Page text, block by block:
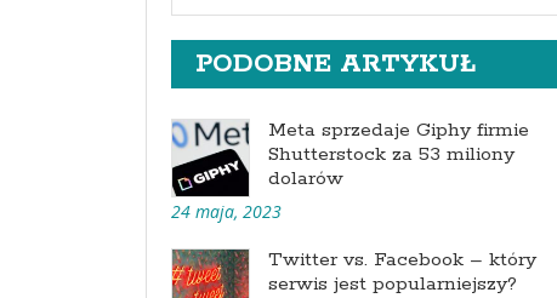
PODOBNE ARTYKUŁ
Meta sprzedaje Giphy firmie
Shutterstock za 53 miliony
dolarów
24 maja, 2023
Twitter vs. Facebook – który
serwis jest popularniejszy?